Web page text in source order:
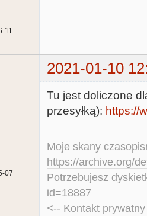
11
2021-01-10
07
Tu jest doliczone
przesyłką): https://
Moje skany
https://archive.org/
Potrzebujesz
id=18887
<-- Kontakt